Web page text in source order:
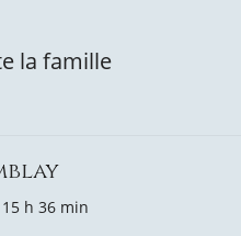
la famille
h 36 min